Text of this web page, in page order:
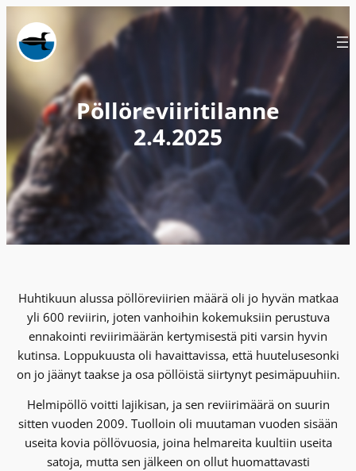
sisältöön
Pöllöreviiritilanne
2.4.2025
Huhtikuun alussa pöllöreviirien määrä oli jo hyvän matkaa
yli 600 reviirin, joten vanhoihin kokemuksiin perustuva
ennakointi reviirimäärän kertymisestä piti varsin hyvin
kutinsa. Loppukuusta oli havaittavissa, että huutelusesonki
on jo jäänyt taakse ja osa pöllöistä siirtynyt pesimäpuuhiin.
Helmipöllö voitti lajikisan, ja sen reviirimäärä on suurin
sitten vuoden 2009. Tuolloin oli muutaman vuoden sisään
useita kovia pöllövuosia, joina helmareita kuultiin useita
satoja, mutta sen jälkeen on ollut huomattavasti